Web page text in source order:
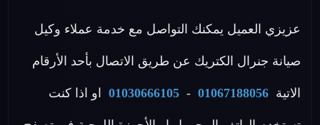
عزيزي العميل يمكنك التواصل مع خدمة عملاء وكيل
صيانة جنرال الكتريك عن طريق الاتصال بأحد الأرقام
الاتية 01067188056
-
01030666105 او اذا كنت